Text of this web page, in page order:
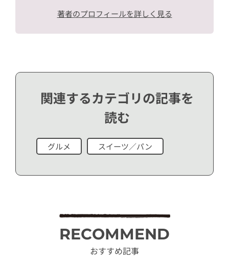
著者のプロフィールを詳しく見る
関連するカテゴリの記事を
読む
グルメ スイーツ／パン
RECOMMEND
おすすめ記事